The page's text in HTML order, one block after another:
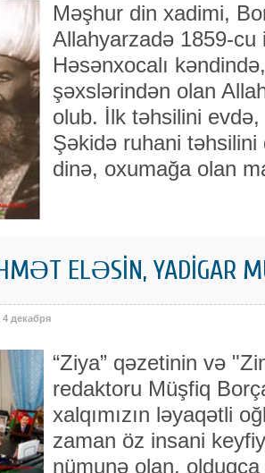
Məşhur din xadimi,
Allahyarzadə 1859-cu
Həsənxocalı
şəxslərindən olan
olub. İlk təhsilini evdə,
Şəkidə ruhani
dinə, oxumağa olan
ELƏSİN, YADİGAR
4 декабря
“Ziya” qəzetinin və
redaktoru Müşfiq
xalqımızın ləyaqətli
zaman öz insani
nümunə olan,